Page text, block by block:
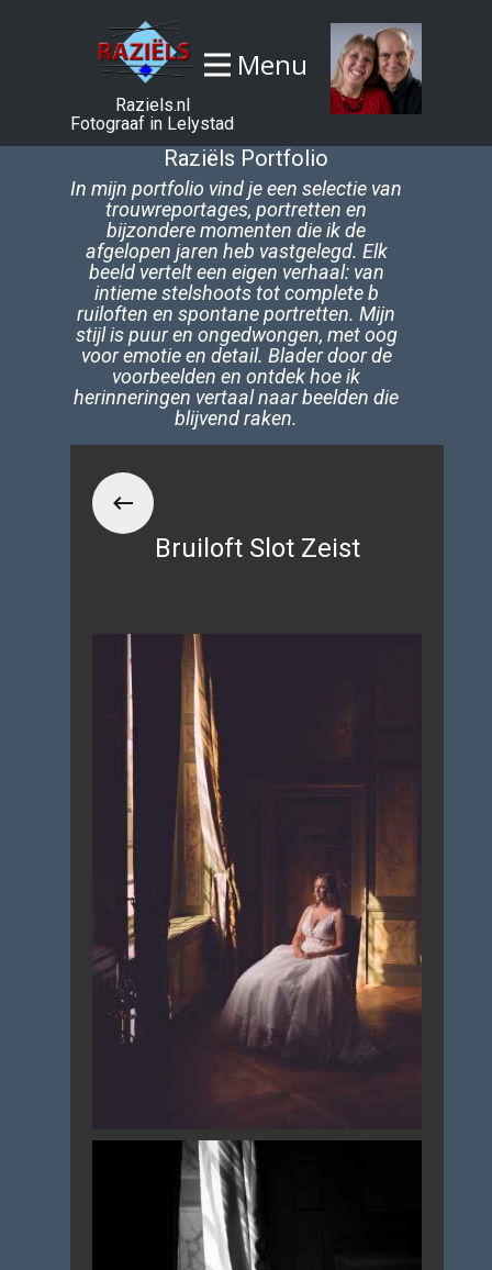
Menu
Raziels.nl
Fotograaf in Lelystad
Raziëls Portfolio
In mijn portfolio vind je een selectie van
trouwreportages, portretten en
bijzondere momenten die ik de
afgelopen jaren heb vastgelegd. Elk
beeld vertelt een eigen verhaal: van
intieme stelshoots tot complete b​
ruiloften en spontane portretten. Mijn
stijl is puur en ongedwongen, met oog
voor emotie en detail. Blader door de
voorbeelden en ontdek hoe ik
herinneringen vertaal naar beelden die
blijvend raken.
Bruiloft Slot Zeist